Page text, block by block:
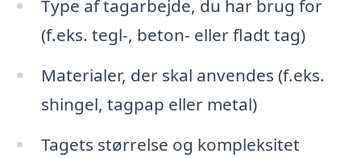
Type af tagarbejde, du har brug for
(f.eks. tegl-, beton- eller fladt tag)
Materialer, der skal anvendes (f.eks.
shingel, tagpap eller metal)
Tagets størrelse og kompleksitet